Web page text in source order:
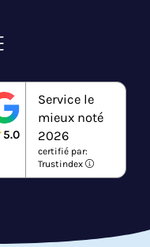
5.0
Service le
mieux noté
2026
certifié par:
Trustindex